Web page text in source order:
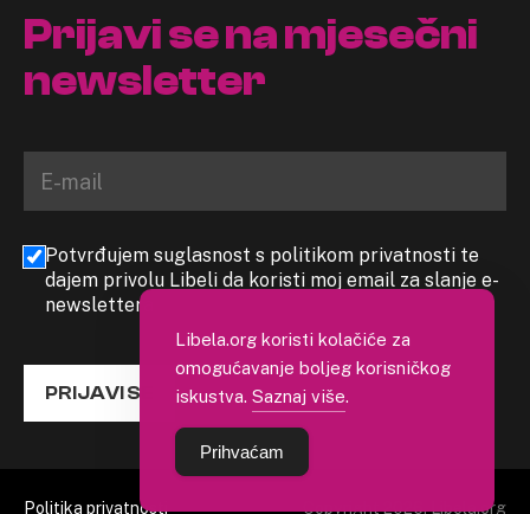
Prijavi se na mjesečni
newsletter
Potvrđujem suglasnost s politikom privatnosti te
dajem privolu Libeli da koristi moj email za slanje e-
newslettera
PRIJAVI SE
Politika privatnosti Copyright 2026. Libela.org
Libela.org koristi kolačiće za
omogućavanje boljeg korisničkog
iskustva. Saznaj više.
Prihvaćam